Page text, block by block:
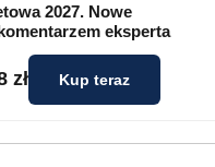
2027. Nowe
eksperta
zł Kup teraz